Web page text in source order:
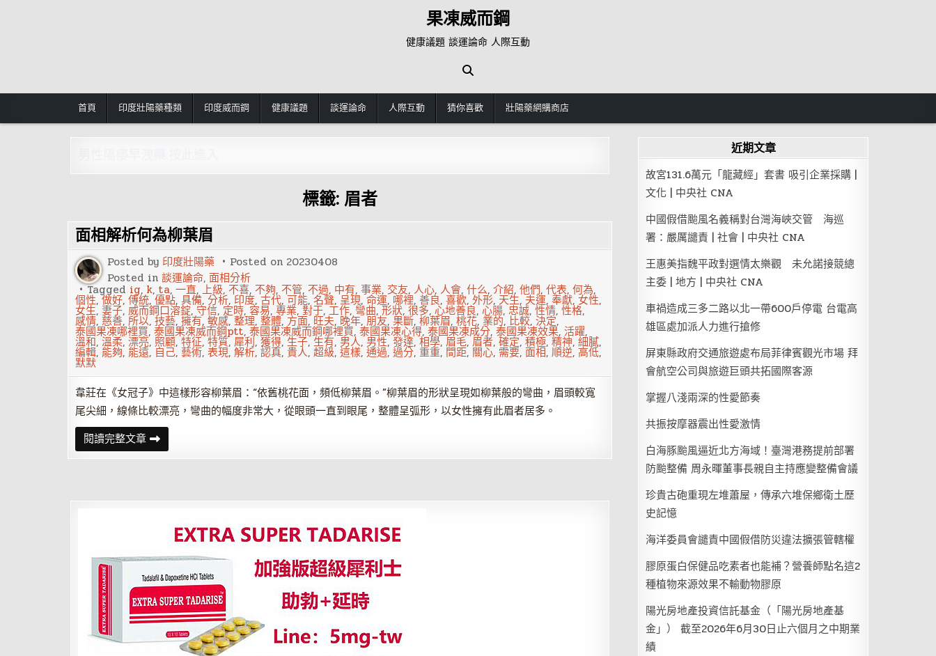
果凍威而鋼
健康議題 談運論命 人際互動
首頁 印度壯陽藥種類 印度威而鋼 健康議題 談運論命 人際互動 猜你喜歡 壯陽藥網購商店
標籤: 眉者
面相解析何為柳葉眉
Posted by 印度壯陽藥 Posted on 20230408
Posted in 談運論命, 面相分析
Tagged ig, k, ta, 一直, 上級, 不喜, 不夠, 不管, 不過, 中有, 事業, 交友, 人心, 人會, 什么, 介紹, 他們, 代表, 何為,
個性,做好, 傳統,優點, 具備, 分析,印度,古代,可能,名聲,呈現,命運, 哪裡, 善良, 喜歡,外形, 天生,夫運,奉獻, 女性,
女生, 妻子, 威而鋼口溶錠,守信,定時,容易,專業,對于, 工作,彎曲,形狀,很多,心地善良,心腸,忠誠,性情, 性格,
感情, 慈善, 所以,技藝,擁有, 敏感,整理,整體, 方面,旺夫, 晚年,朋友, 果斷,柳葉眉, 桃花, 業的, 比較, 決定,
泰國果凍哪裡買, 泰國果凍威而鋼ptt, 泰國果凍威而鋼哪裡買,泰國果凍心得,泰國果凍成分,泰國果凍效果, 活躍,
溫和,溫柔,漂亮, 照顧,特征,特質, 犀利,獲得,生子,生有, 男人,男性, 發達,相學, 眉毛,眉者,確定,積極,精神, 細膩,
編輯, 能夠, 能遠, 自己, 藝術, 表現, 解析, 認真, 貴人, 超級, 這樣, 通過, 過分, 重重, 間距, 關心, 需要, 面相, 順逆, 高低,
默默
韋莊在《女冠子》中這樣形容柳葉眉：“依舊桃花面，頻低柳葉眉。”柳葉眉的形狀呈現如柳葉般的彎曲，眉頭較寬
尾尖細，線條比較漂亮，彎曲的幅度非常大，從眼頭一直到眼尾，整體呈弧形，以女性擁有此眉者居多。
閱讀完整文章面
相
解
柳
近期文章
故宮131.6萬元「龍藏經」套書 吸引企業採購 |
文化 | 中央社 CNA
中國假借颱風名義稱對台灣海峽交管 海巡
署：嚴厲譴責 | 社會 | 中央社 CNA
王惠美指魏平政對選情太樂觀 未允諾接競總
主委 | 地方 | 中央社 CNA
車禍造成三多二路以北一帶600戶停電 台電高
雄區處加派人力進行搶修
屏東縣政府交通旅遊處布局菲律賓觀光市場 拜
會航空公司與旅遊巨頭共拓國際客源
掌握八淺兩深的性愛節奏
共振按摩器震出性愛激情
白海豚颱風逼近北方海域！臺灣港務提前部署
防颱整備 周永暉董事長親自主持應變整備會議
珍貴古砲重現左堆蕭屋，傳承六堆保鄉衛土歷
史記憶
海洋委員會譴責中國假借防災違法擴張管轄權
膠原蛋白保健品吃素者也能補？營養師點名這2
種植物來源效果不輸動物膠原
陽光房地產投資信託基金（「陽光房地產基
金」） 截至2026年6月30日止六個月之中期業
績